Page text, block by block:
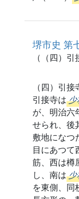
堺市史 第
（（四）引
（四）引
引接寺は 少
が、明治六
せられ、後
敷地になつ
目にあつて
筋、西は樽
し、南は 少
を東側、同